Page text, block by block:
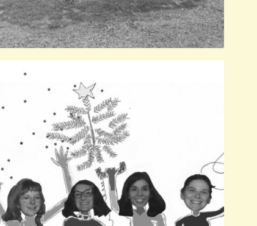
quotidien
Écriture - lecture - poésie